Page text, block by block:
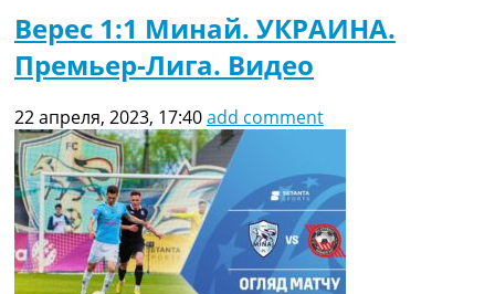
Верес 1:1 Минай. УКРАИНА.
Премьер-Лига. Видео
22 апреля, 2023, 17:40add comment